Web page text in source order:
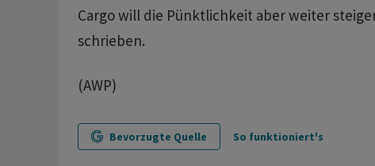
Cargo will die Pünktlichkeit aber weiter
schrieben.
(AWP)
Bevorzugte Quelle So funktioniert's